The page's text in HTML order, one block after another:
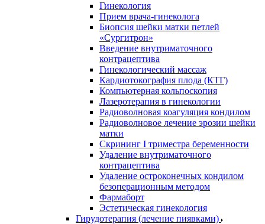
Гинекология
Прием врача-гинеколога
Биопсия шейки матки петлей
«Сургитрон»
Введение внутриматочного
контрацептива
Гинекологический массаж
Кардиотокография плода (КТГ)
Компьютерная кольпоскопия
Лазеротерапия в гинекологии
Радиоволновая коагуляция кондилом
Радиоволновое лечение эрозии шейки
матки
Скрининг I триместра беременности
Удаление внутриматочного
контрацептива
Удаление остроконечных кондилом
безоперационным методом
Фармаборт
Эстетическая гинекология
Гирудотерапия (лечение пиявками)